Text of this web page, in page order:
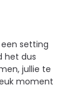
setting
het dus
jullie te
moment